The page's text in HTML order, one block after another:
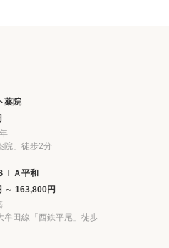
薬院
院」徒歩2分
ＩＡ平和
～ 163,800円
牟田線「西鉄平尾」徒歩